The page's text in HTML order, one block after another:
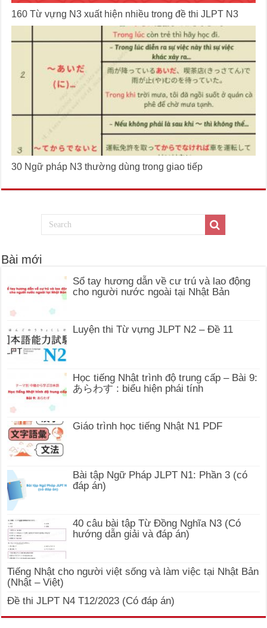
160 Từ vựng N3 xuất hiện nhiều trong đề thi JLPT N3
30 Ngữ pháp N3 thường dùng trong giao tiếp
Bài mới
Sổ tay hương dẫn về cư trú và lao động
cho người nước ngoài tại Nhật Bản
Luyện thi Từ vựng JLPT N2 – Đề 11
Học tiếng Nhật trình độ trung cấp – Bài 9:
あらわす : biểu hiện phái tính
Giáo trình học tiếng Nhật N1 PDF
Bài tập Ngữ Pháp JLPT N1: Phần 3 (có
đáp án)
40 câu bài tập Từ Đồng Nghĩa N3 (Có
hướng dẫn giải và đáp án)
Tiếng Nhật cho người việt sống và làm việc tại Nhật Bản
(Nhật – Việt)
Đề thi JLPT N4 T12/2023 (Có đáp án)